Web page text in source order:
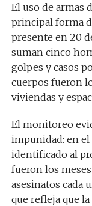
El uso de armas
principal forma
presente en 20
suman cinco
golpes y casos
cuerpos fueron
viviendas y
El monitoreo
impunidad: en el
identificado al
fueron los
asesinatos cada
que refleja que